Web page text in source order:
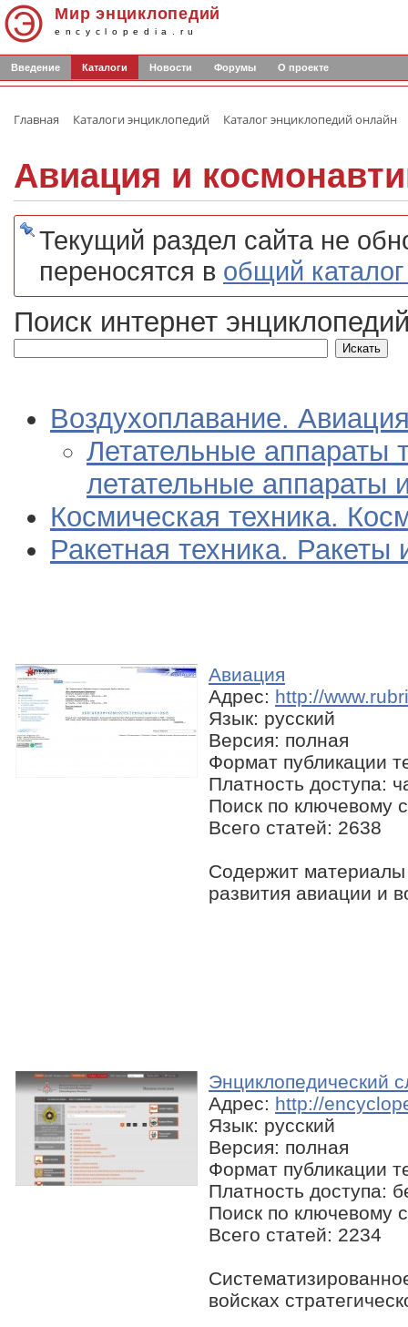
Мир энциклопедий
encyclopedia.ru
Введение Каталоги Новости Форумы О проекте
Главная Каталоги энциклопедий Каталог энциклопедий онлайн
Авиация и
Текущий раздел сайта не
переносятся в общий
Поиск интернет
Воздухоплавание.
Летательные аппараты
летательные аппараты
Космическая техника.
Ракетная техника.
Авиация
Адрес: http://
Язык: русский
Версия: полная
Формат публикации
Платность доступа:
Поиск по ключевому
Всего статей: 2638
Содержит материалы
развития авиации и
Энциклопедический
Адрес: http://
Язык: русский
Версия: полная
Формат публикации
Платность доступа:
Поиск по ключевому
Всего статей: 2234
войсках